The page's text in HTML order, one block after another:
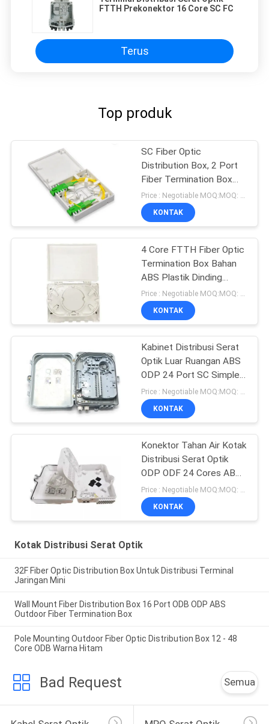
FTTH Prekonektor 16 Core SC FC
Terus
Top produk
SC Fiber Optic
Distribution Box, 2 Port
Fiber Termination Box
Wall Mount
Price : Negotiable MOQ:MOQ: 100
KONTAK
4 Core FTTH Fiber Optic
Termination Box Bahan
ABS Plastik Dinding
Mount
Price : Negotiable MOQ:MOQ: 100 pcs
KONTAK
Kabinet Distribusi Serat
Optik Luar Ruangan ABS
ODP 24 Port SC Simplelx
48 Core LC Duplex
KONTAK
Konektor Tahan Air Kotak
Distribusi Serat Optik
ODP ODF 24 Cores ABS
Plastik
KONTAK
Kotak Distribusi Serat Optik
32F Fiber Optic Distribution Box Untuk Distribusi Terminal
Jaringan Mini
Wall Mount Fiber Distribution Box 16 Port ODB ODP ABS
Outdoor Fiber Termination Box
Pole Mounting Outdoor Fiber Optic Distribution Box 12 - 48
Core ODB Warna Hitam
Bad Request Semua